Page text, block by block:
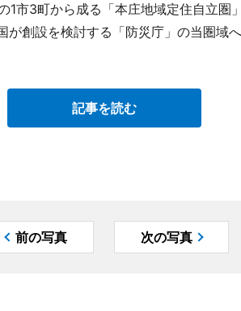
1市3町から成る「本庄地域定住自立圏
創設を検討する「防災庁」の当圏域
記事を読む
前の写真 次の写真